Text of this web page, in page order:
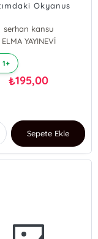
Okyanus
serhan kansu
ELMA YAYINEVİ
₺195,00
Sepete Ekle